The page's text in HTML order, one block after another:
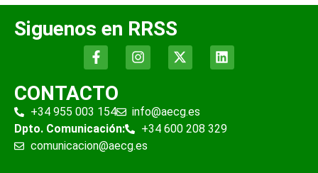
Siguenos en RRSS
CONTACTO
+34 955 003 154
info@aecg.es
Dpto. Comunicación:
+34 600 208 329
comunicacion@aecg.es